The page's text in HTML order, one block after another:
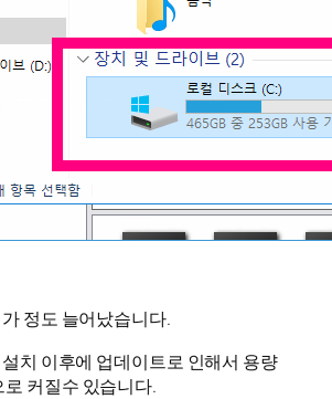
정도 늘어났습니다.
치 이후에 업데이트로 인해서 용량
커질수 있습니다.